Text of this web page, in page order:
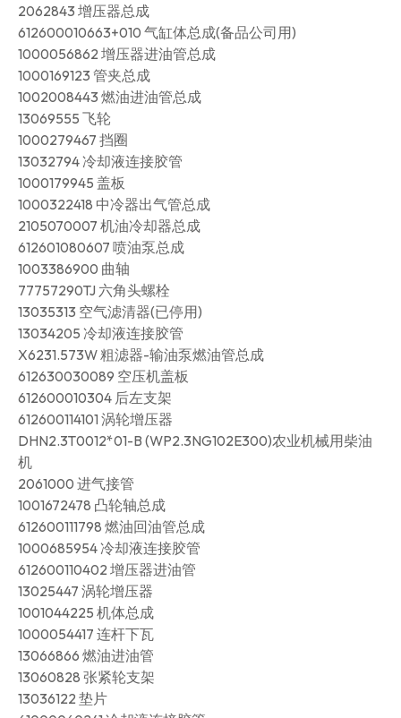
2062843 增压器总成
612600010663+010 气缸体总成(备品公司用)
1000056862 增压器进油管总成
1000169123 管夹总成
1002008443 燃油进油管总成
13069555 飞轮
1000279467 挡圈
13032794 冷却液连接胶管
1000179945 盖板
1000322418 中冷器出气管总成
2105070007 机油冷却器总成
612601080607 喷油泵总成
1003386900 曲轴
77757290TJ 六角头螺栓
13035313 空气滤清器(已停用)
13034205 冷却液连接胶管
X6231.573W 粗滤器-输油泵燃油管总成
612630030089 空压机盖板
612600010304 后左支架
612600114101 涡轮增压器
DHN2.3T0012*01-B (WP2.3NG102E300)农业机械用柴油
机
2061000 进气接管
1001672478 凸轮轴总成
612600111798 燃油回油管总成
1000685954 冷却液连接胶管
612600110402 增压器进油管
13025447 涡轮增压器
1001044225 机体总成
1000054417 连杆下瓦
13066866 燃油进油管
13060828 张紧轮支架
13036122 垫片